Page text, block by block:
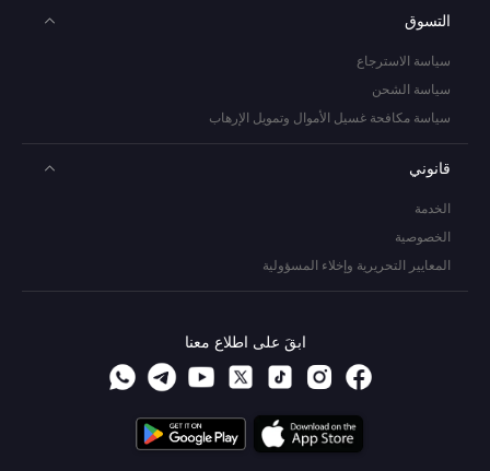
التسوق
سياسة الاسترجاع
سياسة الشحن
سياسة مكافحة غسيل الأموال وتمويل الإرهاب
قانوني
الخدمة
الخصوصية
المعايير التحريرية وإخلاء المسؤولية
ابقَ على اطلاع معنا